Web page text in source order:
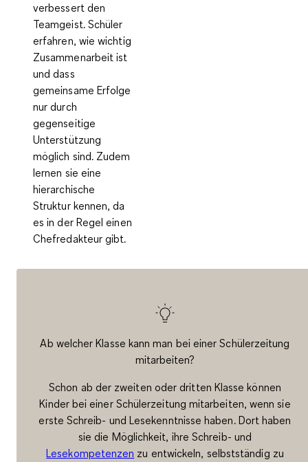
verbessert den
Teamgeist. Schüler
erfahren, wie wichtig
Zusammenarbeit ist
und dass
gemeinsame Erfolge
nur durch
gegenseitige
Unterstützung
möglich sind. Zudem
lernen sie eine
hierarchische
Struktur kennen, da
es in der Regel einen
Chefredakteur gibt.
Ab welcher Klasse kann man bei einer Schülerzeitung
mitarbeiten?
Schon ab der zweiten oder dritten Klasse können
Kinder bei einer Schülerzeitung mitarbeiten, wenn sie
erste Schreib- und Lesekenntnisse haben. Dort haben
sie die Möglichkeit, ihre Schreib- und
Lesekompetenzen zu entwickeln, selbstständig zu